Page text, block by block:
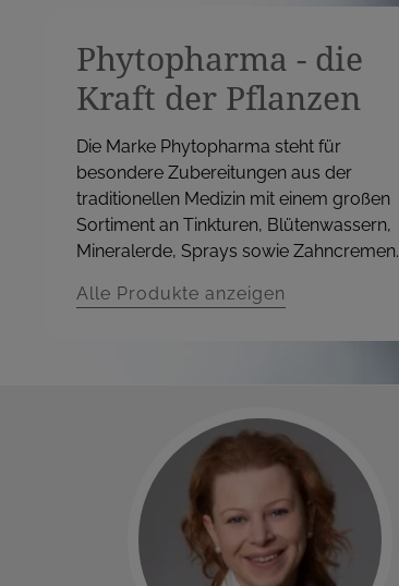
Phytopharma - die
Kraft der Pflanzen
Die Marke Phytopharma steht für
besondere Zubereitungen aus der
traditionellen Medizin mit einem großen
Sortiment an Tinkturen, Blütenwassern,
Mineralerde, Sprays sowie Zahncremen.
Alle Produkte anzeigen